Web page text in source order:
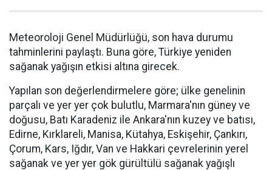
Meteoroloji Genel Müdürlüğü, son hava durumu
tahminlerini paylaştı. Buna göre, Türkiye yeniden
sağanak yağışın etkisi altına girecek.
Yapılan son değerlendirmelere göre; ülke genelinin
parçalı ve yer yer çok bulutlu, Marmara'nın güney ve
doğusu, Batı Karadeniz ile Ankara'nın kuzey ve batısı,
Edirne, Kırklareli, Manisa, Kütahya, Eskişehir, Çankırı,
Çorum, Kars, Iğdır, Van ve Hakkari çevrelerinin yerel
sağanak ve yer yer gök gürültülü sağanak yağışlı